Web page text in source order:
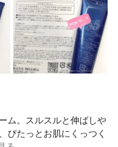
ム。スルスルと伸ばしや
ぴたっとお肌にくっつく